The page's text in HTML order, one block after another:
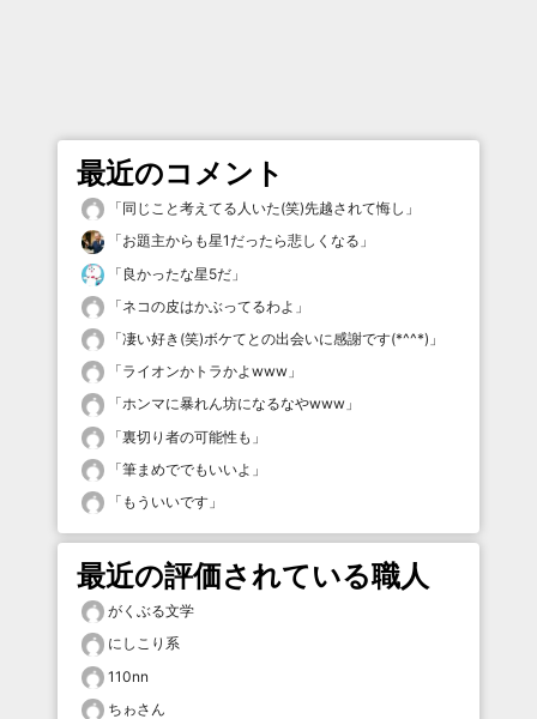
最近のコメント
「同じこと考えてる人いた(笑)先越されて悔し 」
「お題主からも星1だったら悲しくなる 」
「 良かったな星5だ 」
「ネコの皮はかぶってるわよ 」
「凄い好き(笑)ボケてとの出会いに感謝です(*^^*) 」
「ライオンかトラかよwww 」
「ホンマに暴れん坊になるなやwww 」
「裏切り者の可能性も 」
「筆まめででもいいよ 」
「 もういいです 」
最近の評価されている職人
がくぶる文学
にしこり系
110nn
ちゎさん